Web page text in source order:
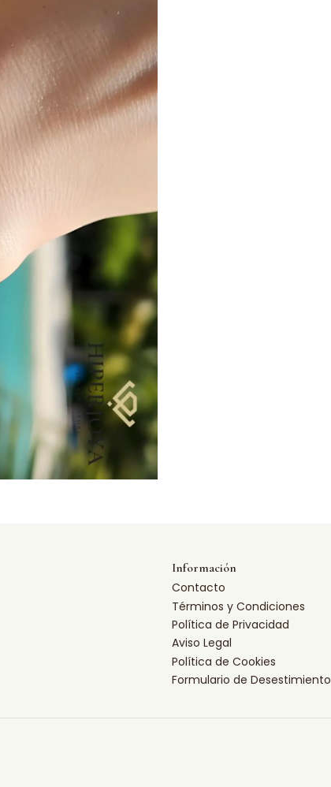
Información
Contacto
Términos y Condiciones
Política de Privacidad
Aviso Legal
Política de Cookies
Formulario de Desestimiento